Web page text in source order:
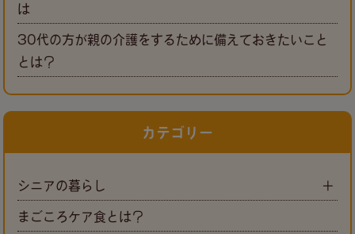
は
30代の方が親の介護をするために備えておきたいこと
とは？
カテゴリー
シニアの暮らし
まごころケア食とは？